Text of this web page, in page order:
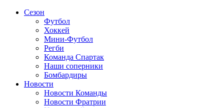
Сезон
Футбол
Хоккей
Мини-Футбол
Регби
Команда Спартак
Наши соперники
Бомбардиры
Новости
Новости Команды
Новости Фратрии